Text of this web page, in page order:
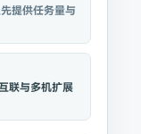
提供任务量与
联与多机扩展